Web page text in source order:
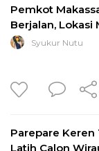
Pemkot
Berjalan, Lokasi
Syukur Nutu
Parepare Keren
Latih Calon